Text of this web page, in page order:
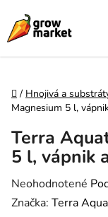
Domov
/ Hnojivá a
Magnesium 5 l,
Terra
5 l, vápnik
Priemerné
Neohodnotené
Značka: Terra